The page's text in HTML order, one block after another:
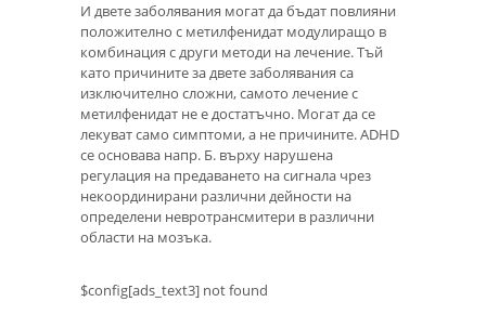
И двете заболявания могат да бъдат повлияни
положително с метилфенидат модулиращо в
комбинация с други методи на лечение. Тъй
като причините за двете заболявания са
изключително сложни, самото лечение с
метилфенидат не е достатъчно. Могат да се
лекуват само симптоми, а не причините. ADHD
се основава напр. Б. върху нарушена
регулация на предаването на сигнала чрез
некоординирани различни дейности на
определени невротрансмитери в различни
области на мозъка.
$config[ads_text3] not found